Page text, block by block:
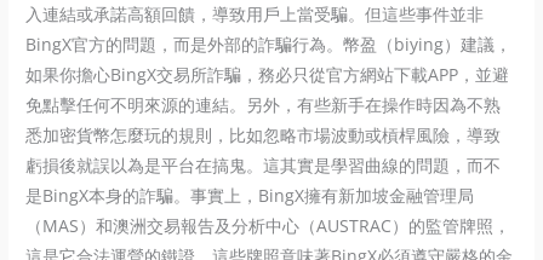
入連結或承諾高額回饋，導致用戶上當受騙。但這些事件並非
BingX官方的問題，而是外部的詐騙行為。幣盈（biying）建議，
如果你擔心BingX交易所詐騙，務必只從官方網站下載APP，並避
免點擊任何不明來源的連結。另外，有些新手在操作時因為不熟
悉加密貨幣怎麼玩的規則，比如忽略市場波動或槓桿風險，導致
虧損後就誤以為是平台在搞鬼。這其實是學習曲線的問題，而不
是BingX本身的詐騙。事實上，BingX擁有新加坡金融管理局
（MAS）和澳洲交易報告及分析中心（AUSTRAC）的監管牌照，